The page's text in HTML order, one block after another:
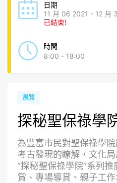
日期
11 月 06 2021 - 12 月
已結束!
時間
8:00 - 18:00
展覽
探秘聖保祿學
為豐富市民對聖保祿學
考古發現的瞭解，文化
“探秘聖保祿學院”系列
賞、專場導賞、親子工